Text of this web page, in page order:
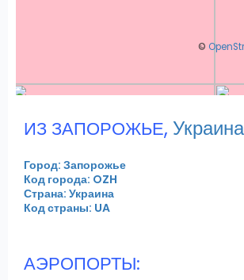
©
ИЗ ЗАПОРОЖЬЕ, Украина
Город: Запорожье
Код города: OZH
Страна: Украина
Код страны: UA
АЭРОПОРТЫ: